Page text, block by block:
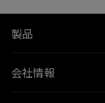
製品
会社情報